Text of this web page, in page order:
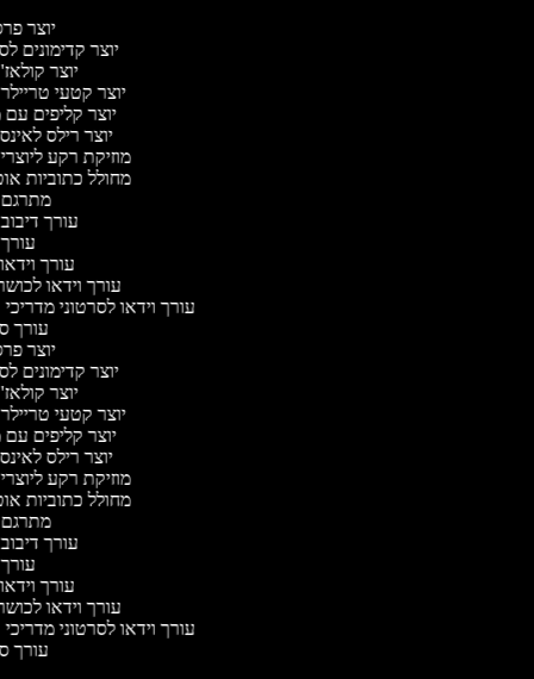
יוצר
יוצר קדימונים
יוצר
יוצר קטעי
יוצר קליפים
יוצר רילס
מוזיקת רקע
מחולל כתוביות
עורך
עורך
עורך וידאו
עורך וידאו לסרטוני
עורך
יוצר
יוצר קדימונים
יוצר
יוצר קטעי
יוצר קליפים
יוצר רילס
מוזיקת רקע
מחולל כתוביות
עורך
עורך
עורך וידאו
עורך וידאו לסרטוני
עורך